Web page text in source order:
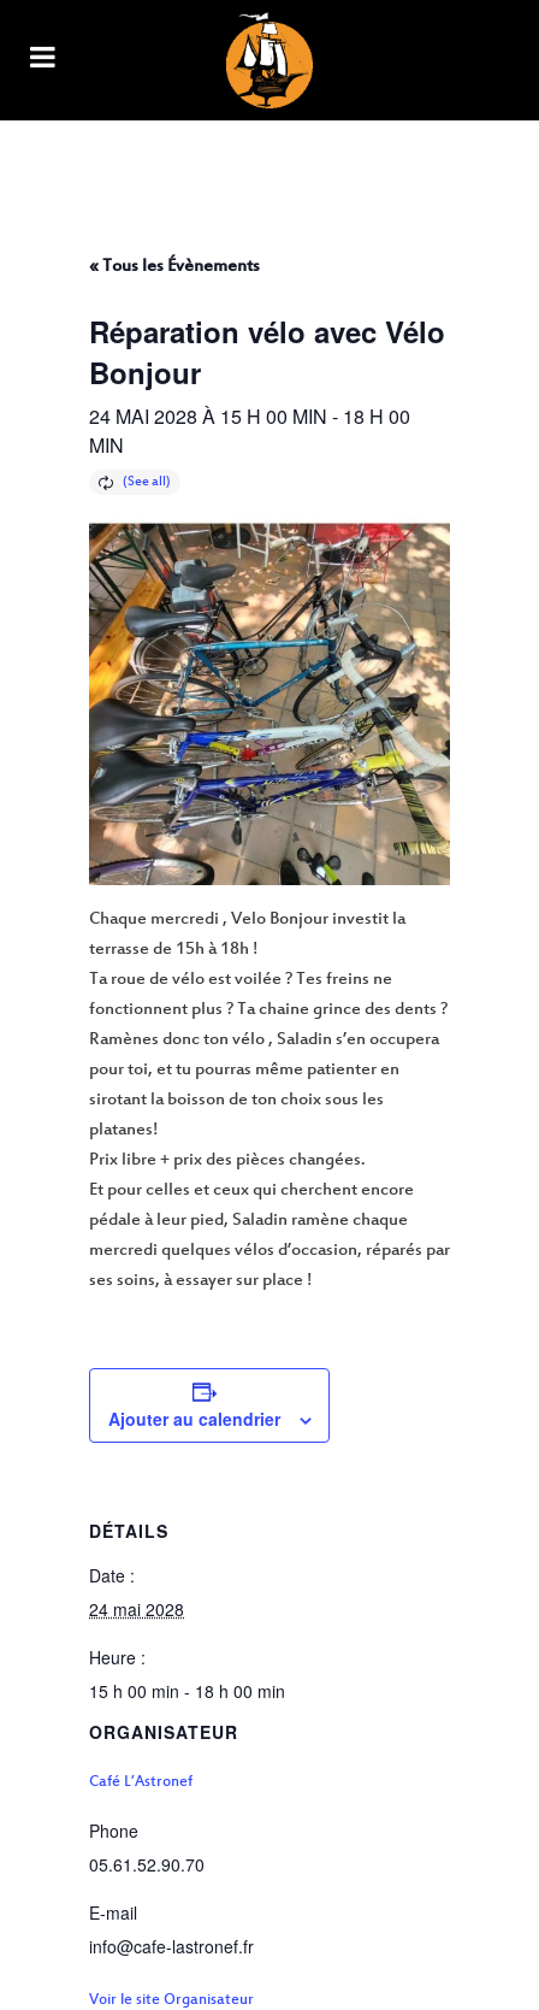
« Tous les Évènements
Réparation vélo avec Vélo
Bonjour
24 MAI 2028 À 15 H 00 MIN - 18 H 00
MIN
Chaque mercredi , Velo Bonjour investit la
terrasse de 15h à 18h !
Ta roue de vélo est voilée ? Tes freins ne
fonctionnent plus ? Ta chaine grince des dents ?
Ramènes donc ton vélo , Saladin s’en occupera
pour toi, et tu pourras même patienter en
sirotant la boisson de ton choix sous les
platanes!
Prix libre + prix des pièces changées.
Et pour celles et ceux qui cherchent encore
pédale à leur pied, Saladin ramène chaque
mercredi quelques vélos d’occasion, réparés par
ses soins, à essayer sur place !
Ajouter au calendrier
DÉTAILS
Date :
24 mai 2028
Heure :
15 h 00 min - 18 h 00 min
ORGANISATEUR
Café L’Astronef
Phone
05.61.52.90.70
E-mail
info@cafe-lastronef.fr
Voir le site Organisateur